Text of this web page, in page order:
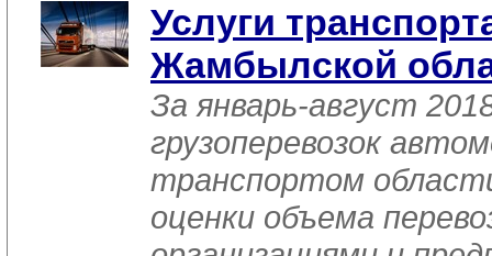
Услуги
Жамбылской
За январь-август
грузоперевозок
транспортом
оценки объема